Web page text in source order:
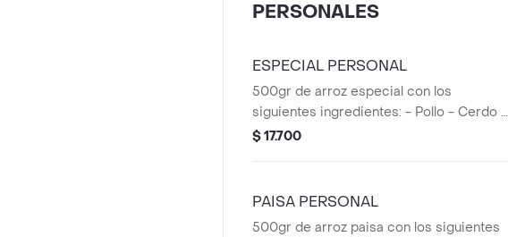
PERSONALES
ESPECIAL PERSONAL
500gr de arroz especial con los
siguientes ingredientes: - Pollo - Cerdo -
Camarón - Maíz - Raíz china - Brócoli -
$ 17.700
PAISA PERSONAL
500gr de arroz paisa con los siguientes